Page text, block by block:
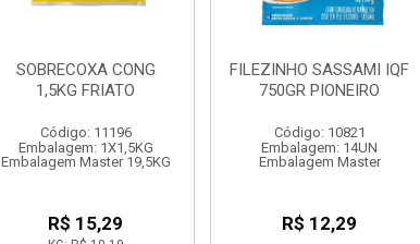
SOBRECOXA CONG
1,5KG FRIATO
Código: 11196
Embalagem: 1X1,5KG
Embalagem Master 19,5KG
R$ 15,29
FILEZINHO SASSAMI IQF
750GR PIONEIRO
Código: 10821
Embalagem: 14UN
Embalagem Master
R$ 12,29